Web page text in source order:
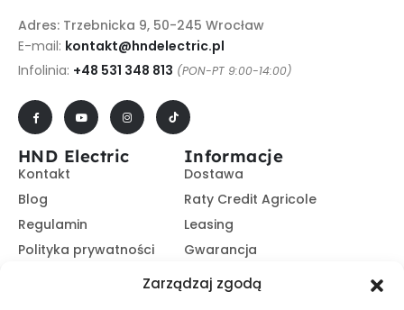
Zarządzaj zgodą
Adres: Trzebnicka 9, 50-245 Wrocław
E-mail: kontakt@hndelectric.pl
Infolinia: +48 531 348 813 (PON-PT 9:00-14:00)
HND Electric
Kontakt
Blog
Regulamin
Polityka prywatności
Informacje
Dostawa
Raty Credit Agricole
Leasing
Gwarancja
14 dni na zwrot